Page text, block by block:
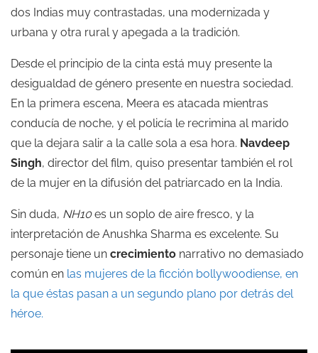
dos Indias muy contrastadas, una modernizada y
urbana y otra rural y apegada a la tradición.
Desde el principio de la cinta está muy presente la
desigualdad de género presente en nuestra sociedad.
En la primera escena, Meera es atacada mientras
conducía de noche, y el policía le recrimina al marido
que la dejara salir a la calle sola a esa hora. Navdeep
Singh, director del film, quiso presentar también el rol
de la mujer en la difusión del patriarcado en la India.
Sin duda, NH10es un soplo de aire fresco, y la
interpretación de Anushka Sharma es excelente. Su
personaje tiene un crecimiento narrativo no demasiado
común en las mujeres de la ficción bollywoodiense, en
la que éstas pasan a un segundo plano por detrás del
héroe.